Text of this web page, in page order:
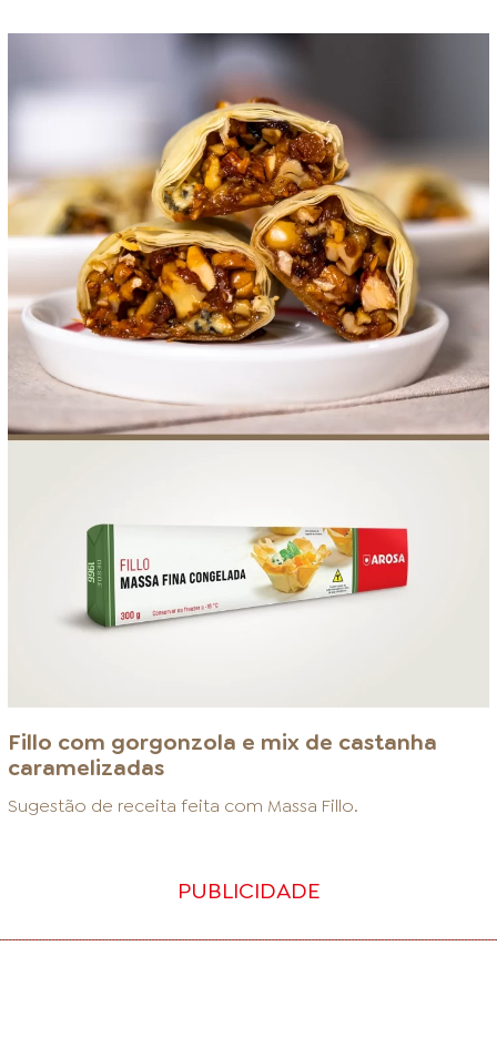
Fillo com gorgonzola e mix de castanha
caramelizadas
Sugestão de receita feita com Massa Fillo.
PUBLICIDADE